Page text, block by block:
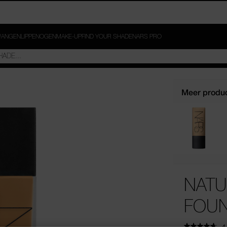
LIPPENOGENMAKE-UPFIND YOUR SHADENARS PRO
Meer